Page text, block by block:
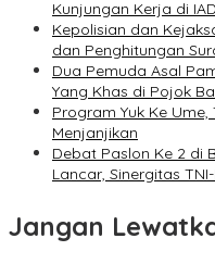
Kunjungan Kerja di
Kepolisian dan
dan Penghitungan
Dua Pemuda Asal
Yang Khas di Pojok
Program Yuk Ke
Menjanjikan
Debat Paslon Ke 2 di
Lancar, Sinergitas TNI-
Jangan